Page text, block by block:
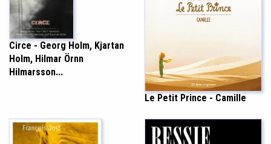
Circe - Georg Holm, Kjartan
Holm, Hilmar Örnn
Hilmarsson...
Le Petit Prince - Camille